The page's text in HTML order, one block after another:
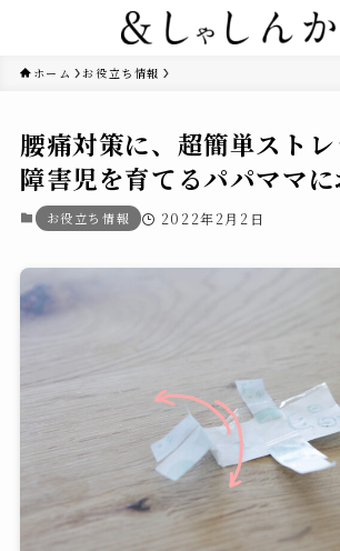
ホーム お役立ち情報
腰痛対策に、超簡単ストレ
障害児を育てるパパママに
お役立ち情報 2022年2月2日